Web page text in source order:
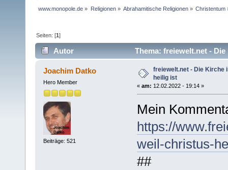
www.monopole.de » Religionen» Abrahamitische Religionen» Christentum
Seiten: [1]
Autor Thema: freiewelt.net -
Joachim Datko
Hero Member
Beiträge: 521
freiewelt.net - Die Kirche
heilig ist
« am: 12.02.2022 - 19:14 »
Mein
https://
weil-christus-
##